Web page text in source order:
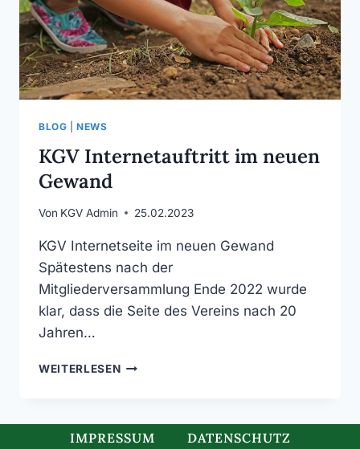
BLOG |NEWS
KGV Internetauftritt im neuen
Gewand
Von KGV Admin 25.02.2023
KGV Internetseite im neuen Gewand
Spätestens nach der
Mitgliederversammlung Ende 2022 wurde
klar, dass die Seite des Vereins nach 20
Jahren…
WEITERLESENKGV
GEWAND
IMPRESSUM DATENSCHUTZ